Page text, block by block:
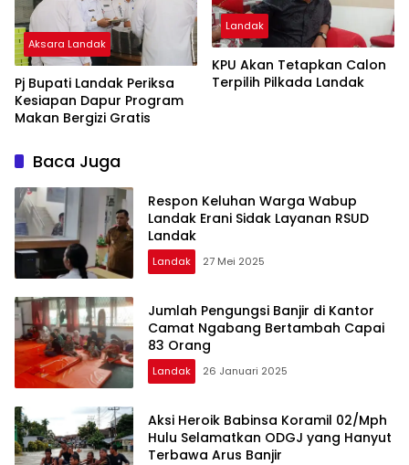
Aksara Landak
Pj Bupati Landak Periksa
Kesiapan Dapur Program
Makan Bergizi Gratis
Landak
KPU Akan Tetapkan Calon
Terpilih Pilkada Landak
Baca Juga
Respon Keluhan Warga Wabup
Landak Erani Sidak Layanan RSUD
Landak
Landak 27 Mei 2025
Jumlah Pengungsi Banjir di Kantor
Camat Ngabang Bertambah Capai
83 Orang
Landak 26 Januari 2025
Aksi Heroik Babinsa Koramil 02/Mph
Hulu Selamatkan ODGJ yang Hanyut
Terbawa Arus Banjir